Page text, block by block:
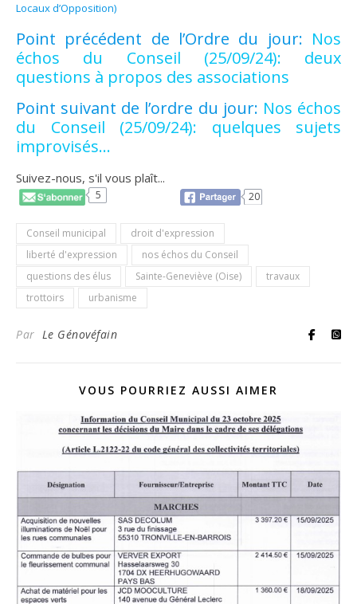
Locaux d’Opposition)
Point précédent de l’Ordre du jour: Nos
échos du Conseil (25/09/24): deux
questions à propos des associations
Point suivant de l’ordre du jour: Nos échos
du Conseil (25/09/24): quelques sujets
improvisés…
Suivez-nous, s'il vous plaît...
5 20
Conseil municipal
droit d'expression
liberté d'expression
nos échos du Conseil
questions des élus
Sainte-Geneviève (Oise)
travaux
trottoirs
urbanisme
Par Le Génovéfain
VOUS POURRIEZ AUSSI AIMER